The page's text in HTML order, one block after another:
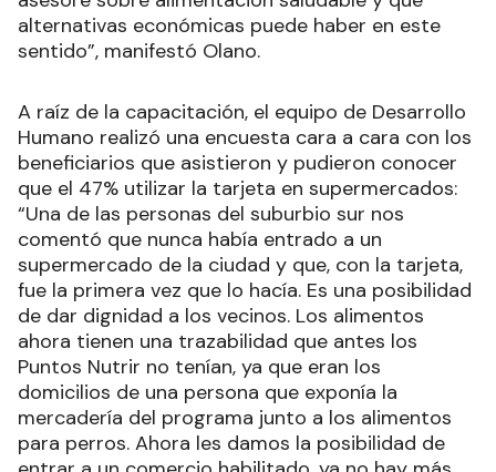
alternativas económicas puede haber en este
sentido”, manifestó Olano.
A raíz de la capacitación, el equipo de Desarrollo
Humano realizó una encuesta cara a cara con los
beneficiarios que asistieron y pudieron conocer
que el 47% utilizar la tarjeta en supermercados:
“Una de las personas del suburbio sur nos
comentó que nunca había entrado a un
supermercado de la ciudad y que, con la tarjeta,
fue la primera vez que lo hacía. Es una posibilidad
de dar dignidad a los vecinos. Los alimentos
ahora tienen una trazabilidad que antes los
Puntos Nutrir no tenían, ya que eran los
domicilios de una persona que exponía la
mercadería del programa junto a los alimentos
para perros. Ahora les damos la posibilidad de